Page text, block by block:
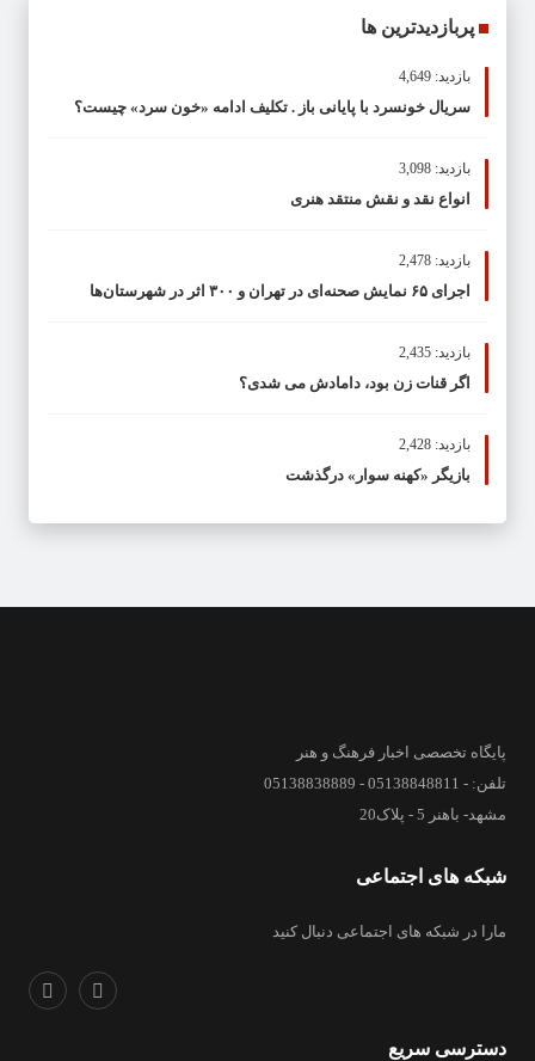
پربازدیدترین ها
بازدید: 4,649
سریال خونسرد با پایانی باز . تکلیف ادامه «خون سرد» چیست؟
بازدید: 3,098
انواع نقد و نقش منتقد هنری
بازدید: 2,478
اجرای ۶۵ نمایش صحنه‌ای در تهران و ۳۰۰ اثر در شهرستان‌ها
بازدید: 2,435
اگر قنات زن بود، دامادش می شدی؟
بازدید: 2,428
بازیگر «کهنه سوار» درگذشت
پایگاه تخصصی اخبار فرهنگ و هنر
تلفن: - 05138848811 - 05138838889
مشهد- باهنر 5 - پلاک20
شبکه های اجتماعی
مارا در شبکه های اجتماعی دنبال کنید
دسترسی سریع